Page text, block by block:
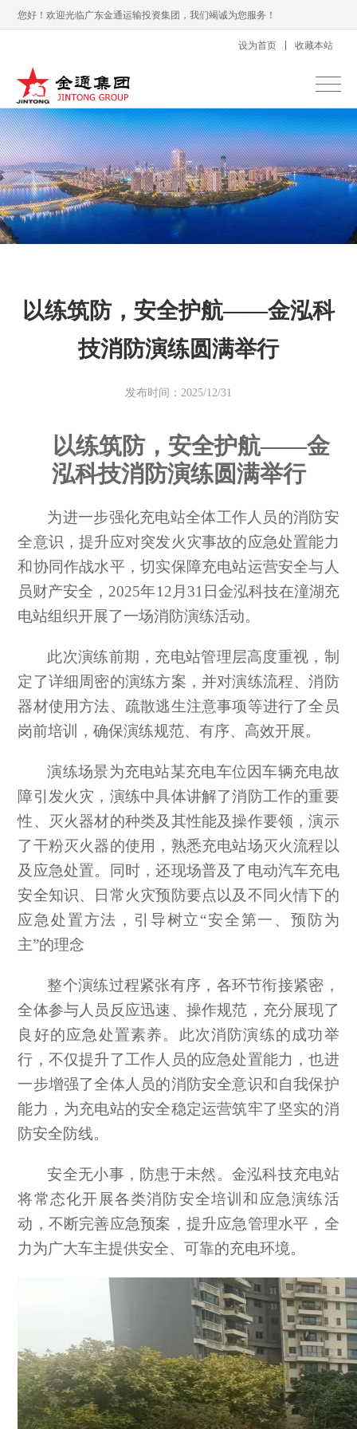
您好！欢迎光临广东金通运输投资集团，我们竭诚为您服务！
设为首页 收藏本站
以练筑防，安全护航——金泓科
技消防演练圆满举行
发布时间：2025/12/31
以练筑防，安全护航——金
泓科技消防演练圆满举行
为进一步强化充电站全体工作人员的消防安
全意识，提升应对突发火灾事故的应急处置能力
和协同作战水平，切实保障充电站运营安全与人
员财产安全， 2025年12 月 31 日金泓科技在潼湖充
电站组织开展了一场消防演练活动。
此次演练前期，充电站管理层高度重视，制
定了详细周密的演练方案，并对演练流程、消防
器材使用方法、疏散逃生注意事项等进行了全员
岗前培训，确保演练规范、有序、高效开展。
演练场景为充电站某充电车位因车辆充电故
障引发火灾，演练中具体讲解了消防工作的重要
性、灭火器材的种类及其性能及操作要领，演示
了干粉灭火器的使用，熟悉充电站场灭火流程以
及应急处置。同时，还现场普及了电动汽车充电
安全知识、日常火灾预防要点以及不同火情下的
应急处置方法，引导树立 “安全第一、预防为
主”的理念
整个演练过程紧张有序，各环节衔接紧密，
全体参与人员反应迅速、操作规范，充分展现了
良好的应急处置素养。此次消防演练的成功举
行，不仅提升了工作人员的应急处置能力，也进
一步增强了全体人员的消防安全意识和自我保护
能力，为充电站的安全稳定运营筑牢了坚实的消
防安全防线。
安全无小事，防患于未然。金泓科技充电站
将常态化开展各类消防安全培训和应急演练活
动，不断完善应急预案，提升应急管理水平，全
力为广大车主提供安全、可靠的充电环境。